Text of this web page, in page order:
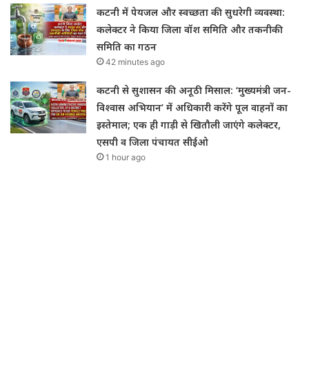
कटनी में पेयजल और स्वच्छता की सुधरेगी व्यवस्था:
कलेक्टर ने किया जिला वॉश समिति और तकनीकी
समिति का गठन
42 minutes ago
कटनी से सुशासन की अनूठी मिसाल: ‘मुख्यमंत्री जन-
विश्वास अभियान’ में अधिकारी करेंगे पूल वाहनों का
इस्तेमाल; एक ही गाड़ी से खितौली जाएंगे कलेक्टर,
एसपी व जिला पंचायत सीईओ
1 hour ago